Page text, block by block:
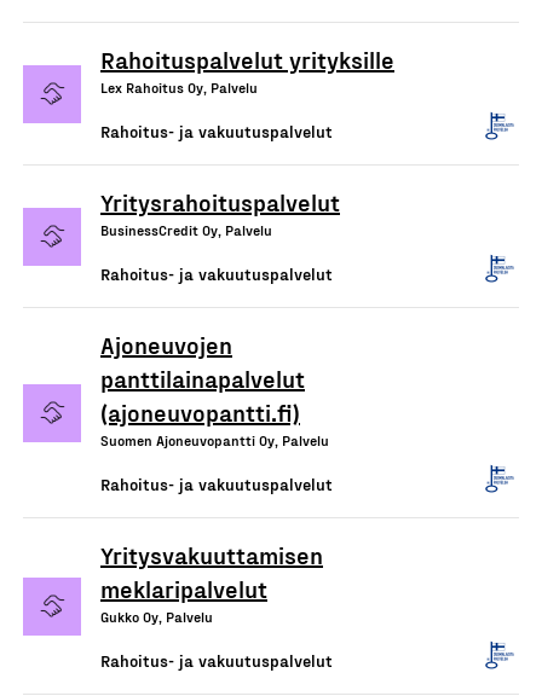
Rahoituspalvelut yrityksille
Lex Rahoitus Oy, Palvelu
Rahoitus- ja vakuutuspalvelut
Yritysrahoituspalvelut
BusinessCredit Oy, Palvelu
Rahoitus- ja vakuutuspalvelut
Ajoneuvojen
panttilainapalvelut
(ajoneuvopantti.fi)
Suomen Ajoneuvopantti Oy, Palvelu
Rahoitus- ja vakuutuspalvelut
Yritysvakuuttamisen
meklaripalvelut
Gukko Oy, Palvelu
Rahoitus- ja vakuutuspalvelut